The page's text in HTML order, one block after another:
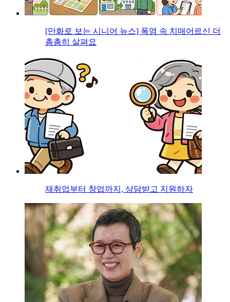
[만화로 보는 시니어 뉴스] 폭염 속 치매어르신 더
촘촘히 살펴요
재취업부터 창업까지, 상담받고 지원하자